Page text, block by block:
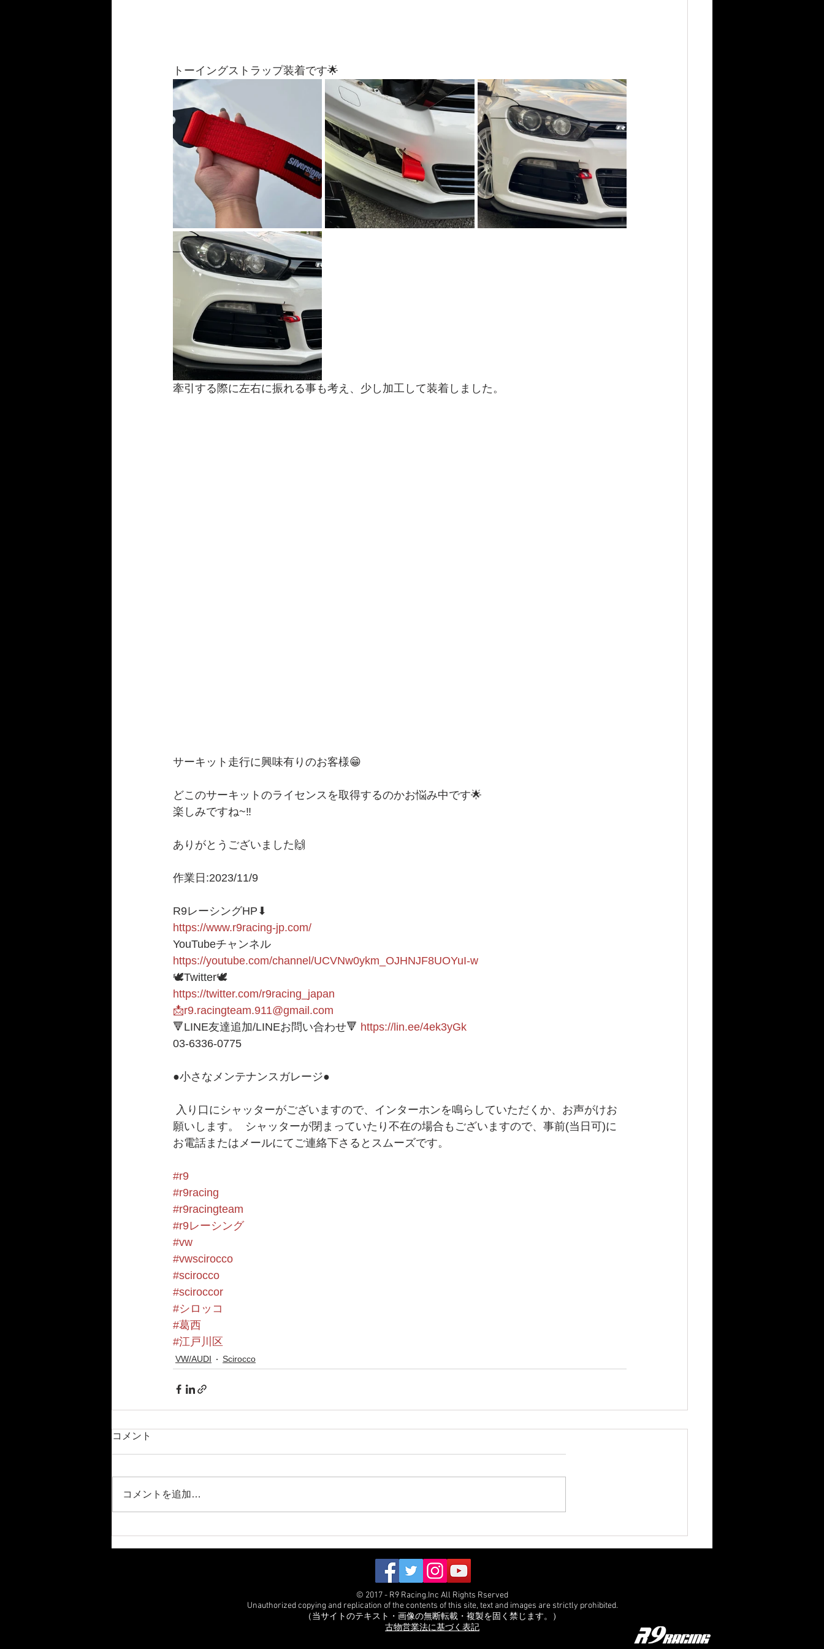
トーイングストラップ装着です🌟
牽引する際に左右に振れる事も考え、少し加工して装着しました。
サーキット走行に興味有りのお客様😁
どこのサーキットのライセンスを取得するのかお悩み中です🌟
楽しみですね~‼️
ありがとうございました🙌
作業日:2023/11/9
R9レーシングHP⬇︎
https://www.r9racing-jp.com/
YouTubeチャンネル
https://youtube.com/channel/UCVNw0ykm_OJHNJF8UOYuI-w
🕊Twitter🕊
https://twitter.com/r9racing_japan
📩r9.racingteam.911@gmail.com
🔻LINE友達追加/LINEお問い合わせ🔻 https://lin.ee/4ek3yGk
03-6336-0775
●小さなメンテナンスガレージ●
願いします。  シャッターが閉まっていたり不在の場合もございますので、事前(当日可)に
お電話またはメールにてご連絡下さるとスムーズです。
#r9
#r9racing
#r9racingteam
#r9レーシング
#vw
#vwscirocco
#scirocco
#sciroccor
#シロッコ
#葛西
#江戸川区
VW/AUDI Scirocco
コメント
コメントを追加…
© 2017 - R9 Racing.Inc All Rights Rserved
Unauthorized copying and replication of the contents of this site, text and images are strictly prohibited.
（当サイトのテキスト・画像の無断転載・複製を固く禁じます。）
古物営業法に基づく表記